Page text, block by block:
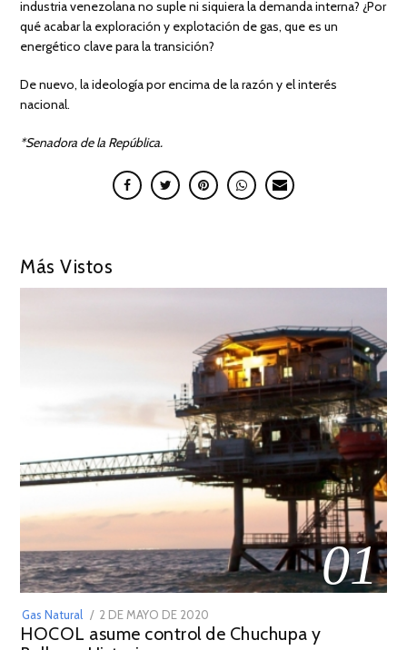
industria venezolana no suple ni siquiera la demanda interna? ¿Por
qué acabar la exploración y explotación de gas, que es un
energético clave para la transición?
De nuevo, la ideología por encima de la razón y el interés
nacional.
*Senadora de la República.
Más Vistos
01
Gas Natural
POSTED
ON
2 DE MAYO DE 2020
DE
HOCOL asume control de Chuchupa y